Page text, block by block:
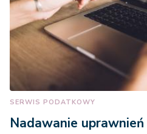
SERWIS PODATKOWY
Nadawanie